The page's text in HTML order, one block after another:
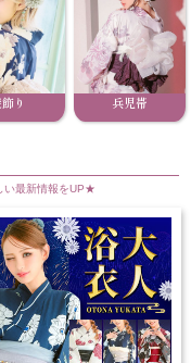
り 兵児帯
い最新情報をUP★